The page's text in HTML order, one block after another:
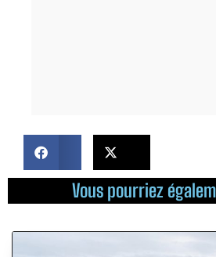
Vous pourriez